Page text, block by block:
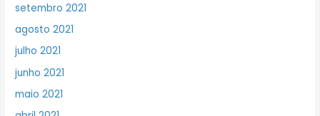
setembro 2021
agosto 2021
julho 2021
junho 2021
maio 2021